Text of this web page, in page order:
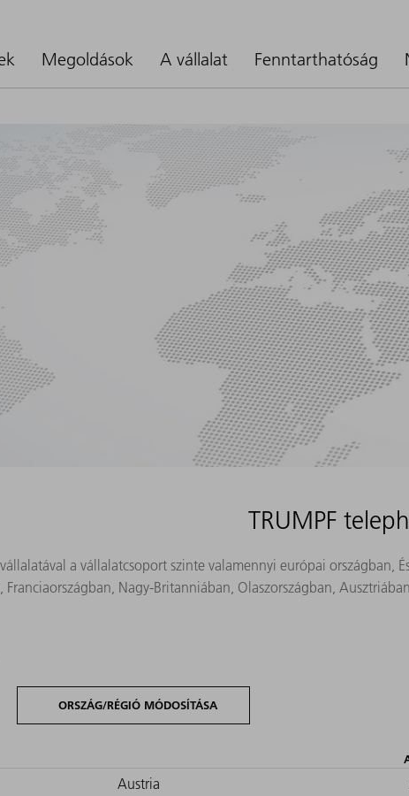
Megoldások A vállalat Fenntarthatóság
TRUMPF
a vállalatcsoport szinte valamennyi európai
Franciaországban, Nagy-Britanniában, Olaszországban,
ORSZÁG/RÉGIÓ MÓDOSÍTÁSA
Austria